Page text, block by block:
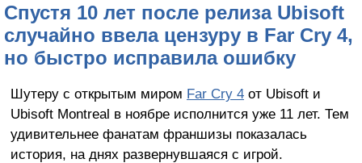
Спустя 10 лет после релиза Ubisoft
случайно ввела цензуру в Far Cry 4,
но быстро исправила ошибку
Шутеру с открытым миром Far Cry 4от Ubisoft и
Ubisoft Montreal в ноябре исполнится уже 11 лет. Тем
удивительнее фанатам франшизы показалась
история, на днях развернувшаяся с игрой.